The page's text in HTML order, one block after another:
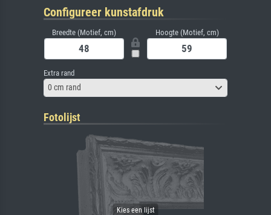
Configureer kunstafdruk
Breedte (Motief, cm) Hoogte (Motief, cm)
Extra rand
0 cm rand
Fotolijst